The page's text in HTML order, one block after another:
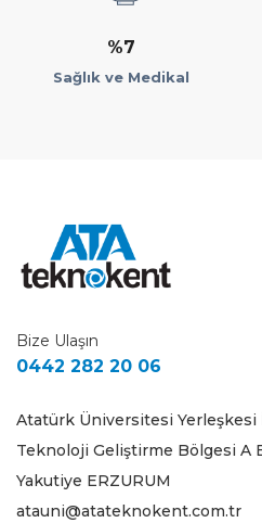
%7
Sağlık ve Medikal
Bize Ulaşın
0442 282 20 06
Atatürk Üniversitesi Yerleşkesi
Teknoloji Geliştirme Bölgesi A
Yakutiye ERZURUM
atauni@atateknokent.com.tr